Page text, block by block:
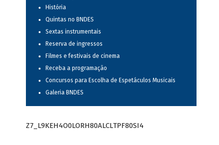
História
Quintas no BNDES
Sextas instrumentais
Reserva de ingressos
Filmes e festivais de cinema
Receba a programação
Concursos para Escolha de Espetáculos Musicais
Galeria BNDES
Z7_L9KEH4O0LORH80ALCLTPF80SI4